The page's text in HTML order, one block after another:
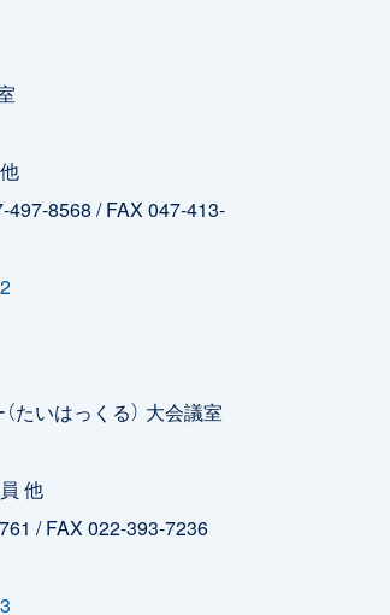
8568 / FAX 047-413-
いはっくる） 大会議室
他
/ FAX 022-393-7236